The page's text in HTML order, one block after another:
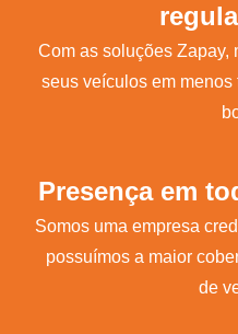
Com as soluções Zapay,
seus veículos em
Presença em
Somos uma empresa
possuímos a maior
de